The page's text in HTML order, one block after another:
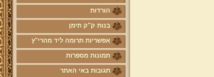
הורדות
בנות ק"ק תימן
אפשריות תרומה ליד מהרי"ץ
תמונות מספרות
תגובות באי האתר